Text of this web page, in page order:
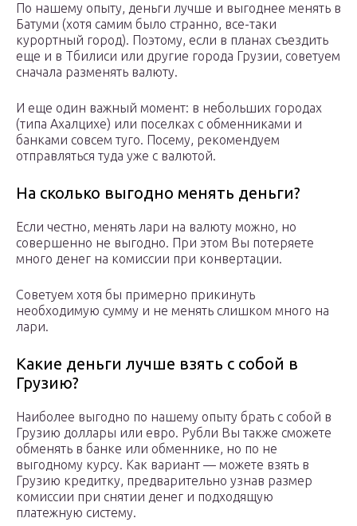
По нашему опыту, деньги лучше и выгоднее менять в
Батуми (хотя самим было странно, все-таки
курортный город). Поэтому, если в планах съездить
еще и в Тбилиси или другие города Грузии, советуем
сначала разменять валюту.
И еще один важный момент: в небольших городах
(типа Ахалцихе) или поселках с обменниками и
банками совсем туго. Посему, рекомендуем
отправляться туда уже с валютой.
На сколько выгодно менять деньги?
Если честно, менять лари на валюту можно, но
совершенно не выгодно. При этом Вы потеряете
много денег на комиссии при конвертации.
Советуем хотя бы примерно прикинуть
необходимую сумму и не менять слишком много на
лари.
Какие деньги лучше взять с собой в
Грузию?
Наиболее выгодно по нашему опыту брать с собой в
Грузию доллары или евро. Рубли Вы также сможете
обменять в банке или обменнике, но по не
выгодному курсу. Как вариант — можете взять в
Грузию кредитку, предварительно узнав размер
комиссии при снятии денег и подходящую
платежную систему.